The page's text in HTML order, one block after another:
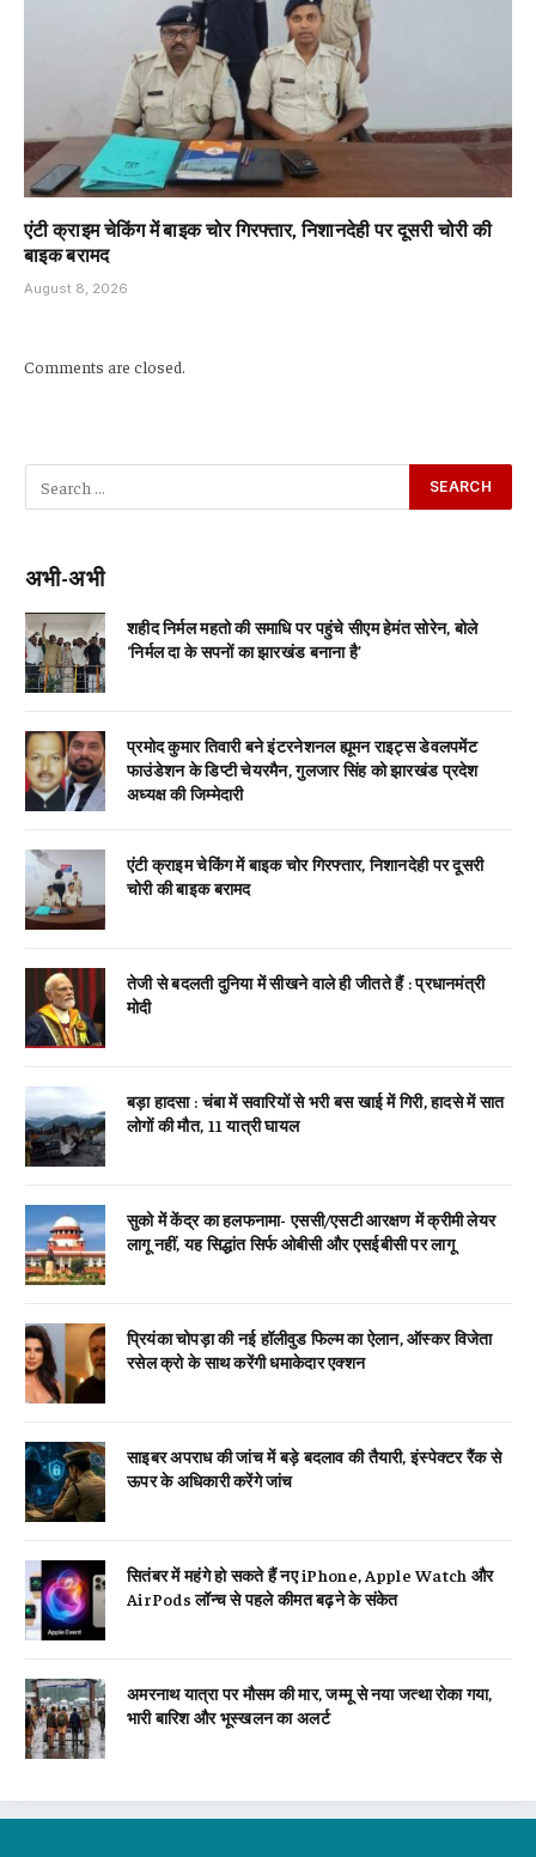
एंटी क्राइम चेकिंग में बाइक चोर गिरफ्तार, निशानदेही पर दूसरी चोरी की
बाइक बरामद
August 8, 2026
Comments are closed.
अभी-अभी
शहीद निर्मल महतो की समाधि पर पहुंचे सीएम हेमंत सोरेन, बोले
‘निर्मल दा के सपनों का झारखंड बनाना है’
प्रमोद कुमार तिवारी बने इंटरनेशनल ह्यूमन राइट्स डेवलपमेंट
फाउंडेशन के डिप्टी चेयरमैन, गुलजार सिंह को झारखंड प्रदेश
अध्यक्ष की जिम्मेदारी
एंटी क्राइम चेकिंग में बाइक चोर गिरफ्तार, निशानदेही पर दूसरी
चोरी की बाइक बरामद
तेजी से बदलती दुनिया में सीखने वाले ही जीतते हैं : प्रधानमंत्री
मोदी
बड़ा हादसा : चंबा में सवारियों से भरी बस खाई में गिरी, हादसे में सात
लोगों की मौत, 11 यात्री घायल
सुको में केंद्र का हलफनामा- एससी/एसटी आरक्षण में क्रीमी लेयर
लागू नहीं, यह सिद्धांत सिर्फ ओबीसी और एसईबीसी पर लागू
प्रियंका चोपड़ा की नई हॉलीवुड फिल्म का ऐलान, ऑस्कर विजेता
रसेल क्रो के साथ करेंगी धमाकेदार एक्शन
साइबर अपराध की जांच में बड़े बदलाव की तैयारी, इंस्पेक्टर रैंक से
ऊपर के अधिकारी करेंगे जांच
सितंबर में महंगे हो सकते हैं नए iPhone, Apple Watch और
AirPods लॉन्च से पहले कीमत बढ़ने के संकेत
अमरनाथ यात्रा पर मौसम की मार, जम्मू से नया जत्था रोका गया,
भारी बारिश और भूस्खलन का अलर्ट